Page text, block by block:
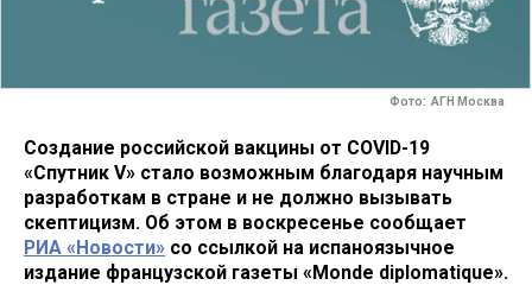
Фото: АГН Москва
Создание российской вакцины от COVID-19
«Спутник V» стало возможным благодаря научным
разработкам в стране и не должно вызывать
скептицизм. Об этом в воскресенье сообщает
РИА «Новости» со ссылкой на испаноязычное
издание французской газеты «Monde diplomatique».